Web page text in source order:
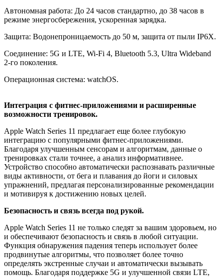
Автономная работа: До 24 часов стандартно, до 38 часов в
режиме энергосбережения, ускоренная зарядка.
Защита: Водонепроницаемость до 50 м, защита от пыли IP6X.
Соединение: 5G и LTE, Wi-Fi 4, Bluetooth 5.3, Ultra Wideband
2-го поколения.
Операционная система: watchOS.
Интеграция с фитнес-приложениями и расширенные
возможности тренировок.
Apple Watch Series 11 предлагает еще более глубокую
интеграцию с популярными фитнес-приложениями.
Благодаря улучшенным сенсорам и алгоритмам, данные о
тренировках стали точнее, а анализ информативнее.
Устройство способно автоматически распознавать различные
виды активности, от бега и плавания до йоги и силовых
упражнений, предлагая персонализированные рекомендации
и мотивируя к достижению новых целей.
Безопасность и связь всегда под рукой.
Apple Watch Series 11 не только следят за вашим здоровьем, но
и обеспечивают безопасность и связь в любой ситуации.
Функция обнаружения падения теперь использует более
продвинутые алгоритмы, что позволяет более точно
определять экстренные случаи и автоматически вызывать
помощь. Благодаря поддержке 5G и улучшенной связи LTE,